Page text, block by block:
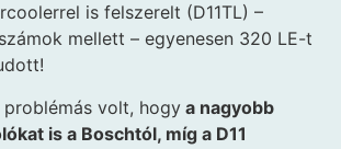
is felszerelt (D11TL) –
mellett – egyenesen 320 LE-t
volt, hogy a nagyobb
is a Boschtól, míg a D11